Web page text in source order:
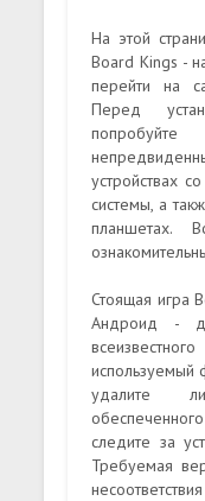
На этой
Board Kings -
перейти на
Перед
устройствах
системы, а
планшетах.
Стоящая игра
Андроид -
используемый
удалите
следите за
Требуемая